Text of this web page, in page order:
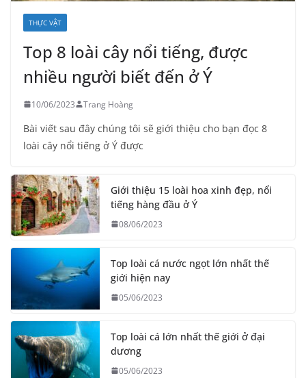
THỰC VẬT
Top 8 loài cây nổi tiếng, được
nhiều người biết đến ở Ý
10/06/2023 Trang Hoàng
Bài viết sau đây chúng tôi sẽ giới thiệu cho bạn đọc 8
loài cây nổi tiếng ở Ý được
Giới thiệu 15 loài hoa xinh đẹp, nổi
tiếng hàng đầu ở Ý
08/06/2023
Top loài cá nước ngọt lớn nhất thế
giới hiện nay
05/06/2023
Top loài cá lớn nhất thế giới ở đại
dương
05/06/2023